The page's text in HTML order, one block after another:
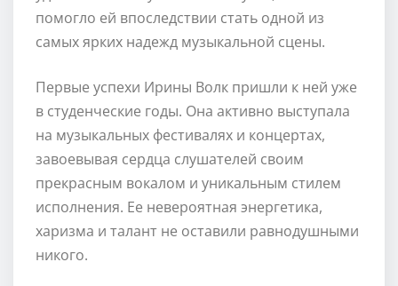
помогло ей впоследствии стать одной из
самых ярких надежд музыкальной сцены.
Первые успехи Ирины Волк пришли к ней уже
в студенческие годы. Она активно выступала
на музыкальных фестивалях и концертах,
завоевывая сердца слушателей своим
прекрасным вокалом и уникальным стилем
исполнения. Ее невероятная энергетика,
харизма и талант не оставили равнодушными
никого.